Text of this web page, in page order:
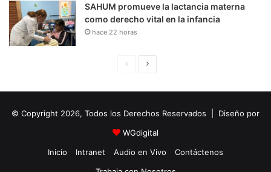
SAHUM promueve la lactancia materna
como derecho vital en la infancia
hace 22 horas
i
n
a
u
i
e
© Copyright 2026, Todos los Derechos Reservados | Diseño por
WGdigital
Inicio
Intranet Audio en Vivo
Contáctenos